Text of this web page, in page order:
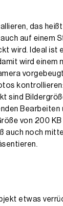
das
auf einem
wird. Ideal ist
wird einem
sind
Bearbeiten
von 200
auch noch
etwas